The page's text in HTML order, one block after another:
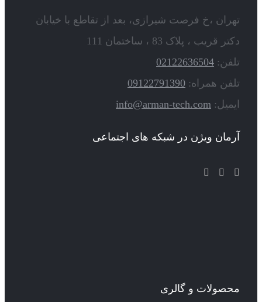
تهران ،خ فرصت شیرازی، بعد از تقاطع با خیابان
دکتر قریب ، پلاک 83 ، ساختمان 111
تلفن: 02122636504
تلفن همراه: 09122791390
ایمیل: info@arman-tech.com
آرمان ویژن در شبکه های اجتماعی
محصولات و گالری